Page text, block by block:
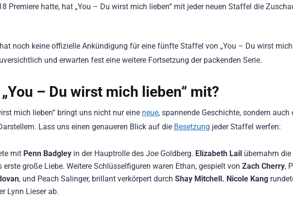
Premiere hatte, hat „You – Du wirst mich lieben“ mit jeder neuen Staffel die
noch keine offizielle Ankündigung für eine fünfte Staffel von „You – Du wirst mich
und erwarten fest eine weitere Fortsetzung der packenden Serie.
– Du wirst mich lieben“ mit?
mich lieben“ bringt uns nicht nur eine neue, spannende Geschichte, sondern auch
Lass uns einen genaueren Blick auf die Besetzung jeder Staffel werfen:
mit Penn Badgley in der Hauptrolle des Joe Goldberg. Elizabeth Lail übernahm die
erste große Liebe. Weitere Schlüsselfiguren waren Ethan, gespielt von Zach Cherry,
, und Peach Salinger, brillant verkörpert durch Shay Mitchell. Nicole Kang
Lynn Lieser ab.